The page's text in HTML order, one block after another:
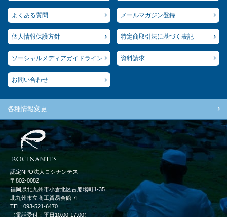
よくある質問 メールマガジン登録
個人情報保護方針 特定商取引法に基づく表記
ソーシャルメディアガイドライン 資料請求
お問い合わせ
各種情報変更
認定NPO法人ロシナンテス
〒802-0082
福岡県北九州市小倉北区古船場町1-35
北九州市立商工貿易会館 7F
TEL: 093-521-6470
（電話受付：平日10:00-17:00）